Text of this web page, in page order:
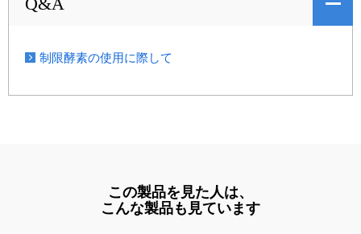
制限酵素の使用に際して
この製品を見た人は、
こんな製品も見ています